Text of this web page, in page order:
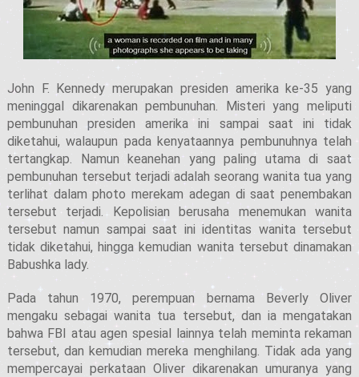
John F. Kennedy merupakan presiden amerika ke-35 yang
meninggal dikarenakan pembunuhan. Misteri yang meliputi
pembunuhan presiden amerika ini sampai saat ini tidak
diketahui, walaupun pada kenyataannya pembunuhnya telah
tertangkap. Namun keanehan yang paling utama di saat
pembunuhan tersebut terjadi adalah seorang wanita tua yang
terlihat dalam photo merekam adegan di saat penembakan
tersebut terjadi. Kepolisian berusaha menemukan wanita
tersebut namun sampai saat ini identitas wanita tersebut
tidak diketahui, hingga kemudian wanita tersebut dinamakan
Babushka lady.
Pada tahun 1970, perempuan bernama Beverly Oliver
mengaku sebagai wanita tua tersebut, dan ia mengatakan
bahwa FBI atau agen spesial lainnya telah meminta rekaman
tersebut, dan kemudian mereka menghilang. Tidak ada yang
mempercayai perkataan Oliver dikarenakan umuranya yang